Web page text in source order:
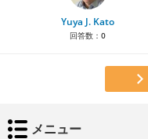
Yuya J. Kato
回答数： 0
メニュー